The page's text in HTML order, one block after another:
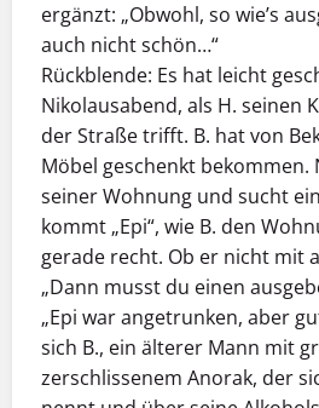
ergänzt: „Obwohl, so wie’s
auch nicht schön…“
Rückblende: Es hat leicht
Nikolausabend, als H. seinen
der Straße trifft. B. hat von
Möbel geschenkt
seiner Wohnung und sucht
kommt „Epi“, wie B. den
gerade recht. Ob er nicht mit
„Dann musst du einen
„Epi war angetrunken, aber
sich B., ein älterer Mann mit
zerschlissenem Anorak, der